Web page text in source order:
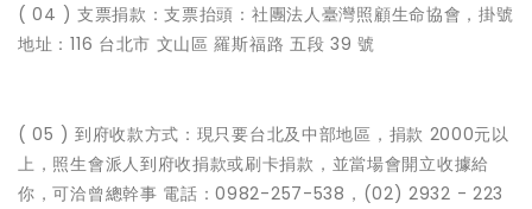
( 04 ) 支票捐款：支票抬頭：社團法人臺灣照顧生命協會，掛號
地址：116 台北市 文山區 羅斯福路 五段 39 號
( 05 ) 到府收款方式：現只要台北及中部地區，捐款 2000元以
上，照生會派人到府收捐款或刷卡捐款，並當場會開立收據給
你，可洽曾總幹事 電話：0982-257-538，(02) 2932 - 223